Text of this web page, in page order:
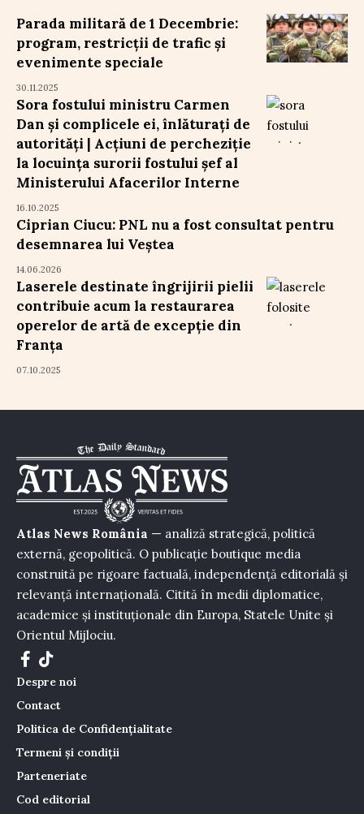
Parada militară de 1 Decembrie:
program, restricții de trafic și
evenimente speciale
30.11.2025
Sora fostului ministru Carmen
Dan și complicele ei, înlăturați de
autorități | Acțiuni de percheziție
la locuința surorii fostului șef al
Ministerului Afacerilor Interne
16.10.2025
Ciprian Ciucu: PNL nu a fost consultat pentru
desemnarea lui Veștea
14.06.2026
Laserele destinate îngrijirii pielii
contribuie acum la restaurarea
operelor de artă de excepție din
Franța
07.10.2025
Atlas News România — analiză strategică, politică
externă, geopolitică. O publicație boutique media
construită pe rigoare factuală, independență editorială și
relevanță internațională. Citită în medii diplomatice,
academice și instituționale din Europa, Statele Unite și
Orientul Mijlociu.
Despre noi
Contact
Politica de Confidențialitate
Termeni și condiții
Parteneriate
Cod editorial